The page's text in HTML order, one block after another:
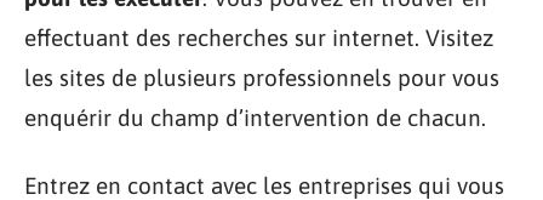
effectuant des recherches sur internet. Visitez
les sites de plusieurs professionnels pour vous
enquérir du champ d’intervention de chacun.
Entrez en contact avec les entreprises qui vous